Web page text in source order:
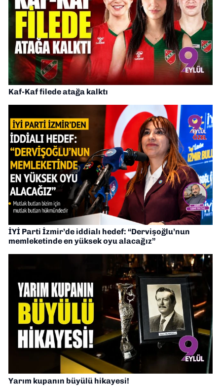
Kaf-Kaf filede atağa kalktı
İYİ Parti İzmir’de iddialı hedef: “Dervişoğlu’nun
memleketinde en yüksek oyu alacağız”
Yarım kupanın büyülü hikayesi!